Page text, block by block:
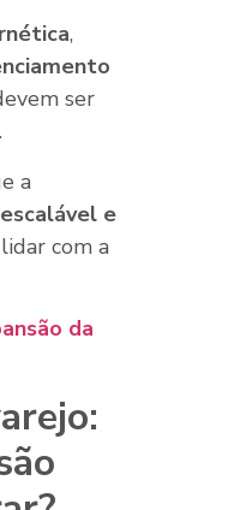
,
ser
a
escalável e
com a
da